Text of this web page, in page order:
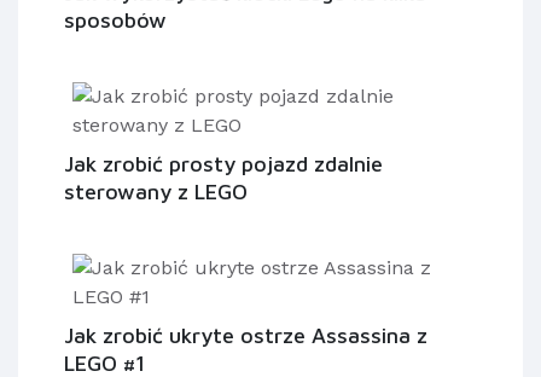
sposobów
Jak zrobić prosty pojazd zdalnie
sterowany z LEGO
Jak zrobić ukryte ostrze Assassina z
LEGO #1